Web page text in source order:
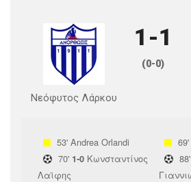
Νεόφυτος Λάρκου
1-1
(0-0)
53' Andrea Orlandi
70' 1-0 Κωνσταντίνος
Λαϊφης
69'
88'